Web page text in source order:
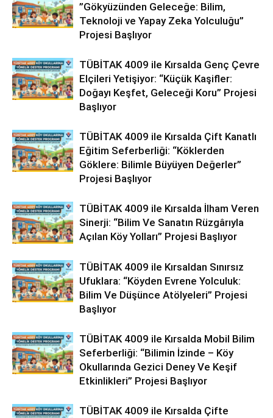
”Gökyüzünden Geleceğe: Bilim,
Teknoloji ve Yapay Zeka Yolculuğu”
Projesi Başlıyor
TÜBİTAK 4009 ile Kırsalda Genç Çevre
Elçileri Yetişiyor: “Küçük Kaşifler:
Doğayı Keşfet, Geleceği Koru” Projesi
Başlıyor
TÜBİTAK 4009 ile Kırsalda Çift Kanatlı
Eğitim Seferberliği: “Köklerden
Göklere: Bilimle Büyüyen Değerler”
Projesi Başlıyor
TÜBİTAK 4009 ile Kırsalda İlham Veren
Sinerji: “Bilim Ve Sanatın Rüzgârıyla
Açılan Köy Yolları” Projesi Başlıyor
TÜBİTAK 4009 ile Kırsaldan Sınırsız
Ufuklara: “Köyden Evrene Yolculuk:
Bilim Ve Düşünce Atölyeleri” Projesi
Başlıyor
TÜBİTAK 4009 ile Kırsalda Mobil Bilim
Seferberliği: “Bilimin İzinde – Köy
Okullarında Gezici Deney Ve Keşif
Etkinlikleri” Projesi Başlıyor
TÜBİTAK 4009 ile Kırsalda Çifte